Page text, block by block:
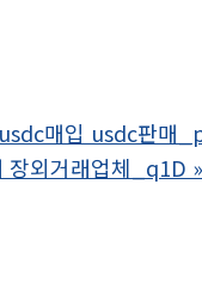
매입 usdc판매
장외거래업체_q1D »